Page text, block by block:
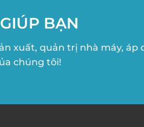
BẠN
xuất, quản trị nhà máy, áp
chúng tôi!